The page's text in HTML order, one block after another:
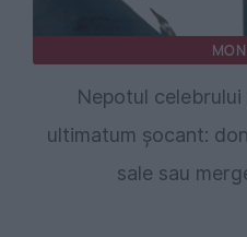
Nepotul
ultimatum șocant:
sale sau